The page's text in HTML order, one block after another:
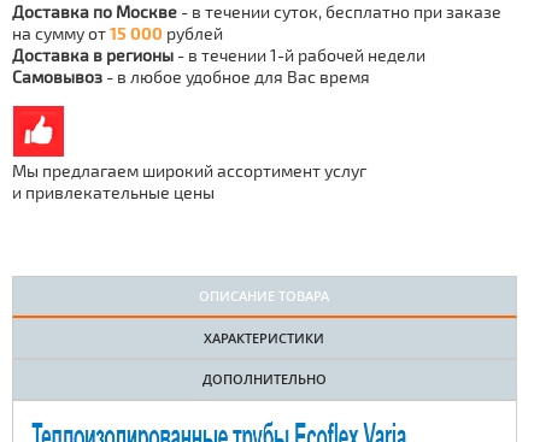
Доставка по Москве - в течении суток, бесплатно при заказе
на сумму от15 000 рублей
Доставка в регионы - в течении 1-й рабочей недели
Самовывоз - в любое удобное для Вас время
Мы предлагаем широкий ассортимент услуг
и привлекательные цены
ОПИСАНИЕ ТОВАРА
ХАРАКТЕРИСТИКИ
ДОПОЛНИТЕЛЬНО